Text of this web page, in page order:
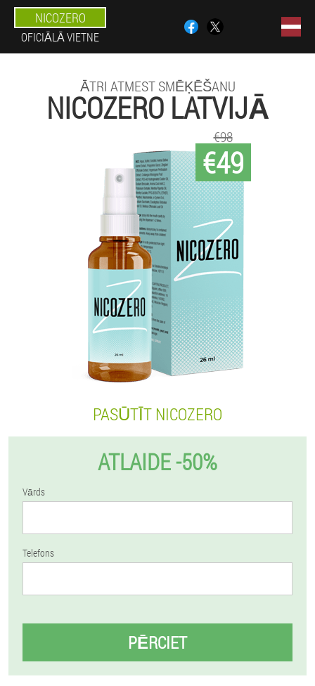
NICOZERO
OFICIĀLĀ VIETNE
ĀTRI ATMEST SMĒĶĒŠANU
NICOZERO LATVIJĀ
€49
€98
PASŪTĪT NICOZERO
ATLAIDE -50%
Vārds
Telefons
PĒRCIET